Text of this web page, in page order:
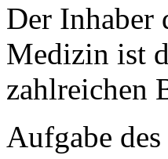
Der Inhaber
Medizin ist
zahlreichen
Aufgabe